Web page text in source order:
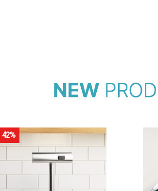
42%